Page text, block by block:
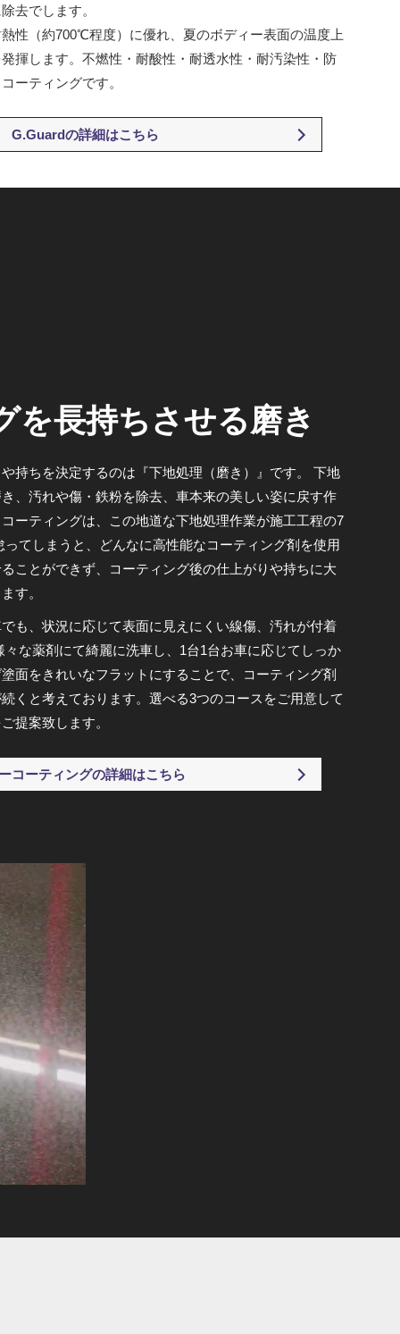
去でします。
性（約700℃程度）に優れ、夏のボディー表面の温度上
揮します。不燃性・耐酸性・耐透水性・耐汚染性・防
ーティングです。
G.Guardの詳細はこちら
を長持ちさせる磨き
持ちを決定するのは『下地処理（磨き）』です。 下地
、汚れや傷・鉄粉を除去、車本来の美しい姿に戻す作
ーティングは、この地道な下地処理作業が施工工程の7
てしまうと、どんなに高性能なコーティング剤を使用
ことができず、コーティング後の仕上がりや持ちに大
す。
も、状況に応じて表面に見えにくい線傷、汚れが付着
な薬剤にて綺麗に洗車し、1台1台お車に応じてしっか
面をきれいなフラットにすることで、コーティング剤
くと考えております。選べる3つのコースをご用意して
提案致します。
コーティングの詳細はこちら